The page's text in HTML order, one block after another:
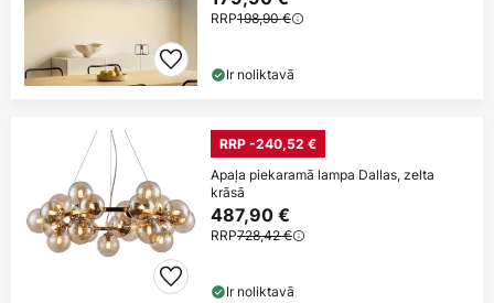
RRP198,90 €
Ir noliktavā
RRP -240,52 €
Apaļa piekaramā lampa Dallas, zelta
krāsā
487,90 €
RRP728,42 €
Ir noliktavā